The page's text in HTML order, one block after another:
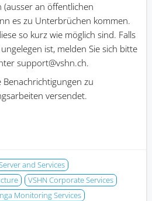
an öffentlichen
es zu Unterbrüchen kommen.
so kurz wie möglich sind. Falls
ist, melden Sie sich bitte
support@vshn.ch.
zu
versendet.
and Services
VSHN Corporate Services
Monitoring Services